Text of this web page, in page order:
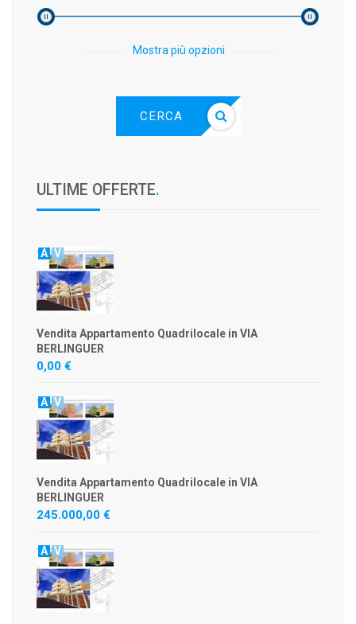
Mostra più opzioni
CERCA
ULTIME OFFERTE.
A V
Vendita Appartamento Quadrilocale in VIA
BERLINGUER
0,00 €
A V
Vendita Appartamento Quadrilocale in VIA
BERLINGUER
245.000,00 €
A V